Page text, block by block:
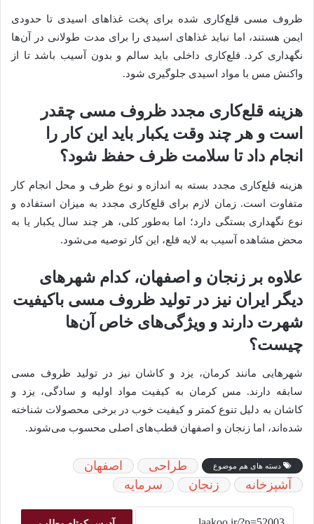
ظروف مسی قلع‌کاری شده برای پخت غذاهای اسیدی تا حدودی
ایمن هستند، اما نباید غذاهای اسیدی را برای مدت طولانی در آن‌ها
نگهداری کرد. قلع‌کاری داخلی باید سالم و بدون آسیب باشد تا از
واکنش مس با مواد اسیدی جلوگیری شود.
هزینه قلع‌کاری مجدد ظروف مسی چقدر
است و هر چند وقت یکبار باید این کار را
انجام داد تا سلامت ظرف حفظ شود؟
هزینه قلع‌کاری مجدد بسته به اندازه و نوع ظرف و محل انجام کار
متفاوت است. زمان لازم برای قلع‌کاری مجدد به میزان استفاده و
نوع نگهداری بستگی دارد؛ اما به‌طور کلی، هر چند سال یکبار یا به
محض مشاهده آسیب به لایه قلع، این کار توصیه می‌شود.
علاوه بر زنجان و اصفهان، کدام شهرهای
دیگر ایران نیز در تولید ظروف مسی باکیفیت
شهرت دارند و ویژگی‌های خاص آن‌ها
چیست؟
شهرهایی مانند کرمان، یزد و کاشان نیز در تولید ظروف مسی
سابقه دارند. مس کرمان به کیفیت مواد اولیه و سادگی، یزد و
کاشان به دلیل تنوع کمتر و کیفیت خوب در برخی محصولات شناخته
شده‌اند، اما زنجان و اصفهان قطب‌های اصلی محسوب می‌شوند.
دسته های هم موضوع طراحی
اصفهان
آشپزخانه
زنجان سرمایه